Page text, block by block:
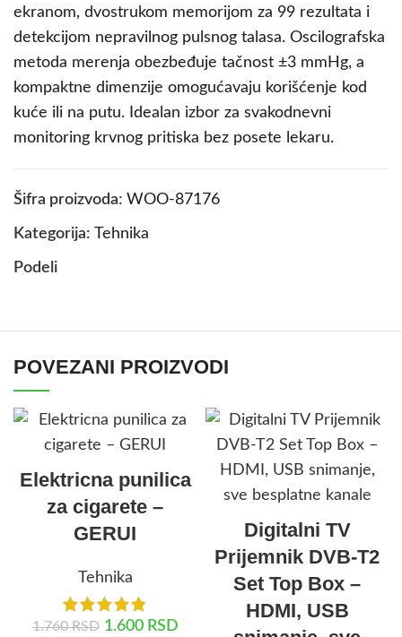
ekranom, dvostrukom memorijom za 99 rezultata i
detekcijom nepravilnog pulsnog talasa. Oscilografska
metoda merenja obezbeđuje tačnost ±3 mmHg, a
kompaktne dimenzije omogućavaju korišćenje kod
kuće ili na putu. Idealan izbor za svakodnevni
monitoring krvnog pritiska bez posete lekaru.
Šifra proizvoda: WOO-87176
Kategorija: Tehnika
Podeli
POVEZANI PROIZVODI
Elektricna punilica
za cigarete –
GERUI
Tehnika
1.760RSD 1.600 RSD
Digitalni TV
Prijemnik DVB-T2
Set Top Box –
HDMI, USB